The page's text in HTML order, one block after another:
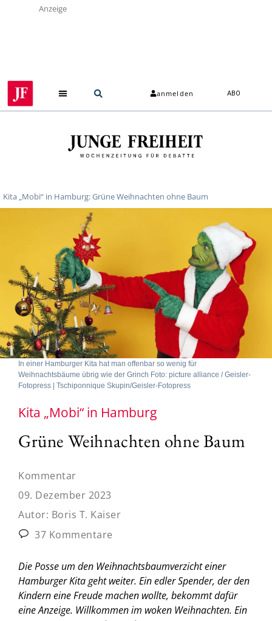
Anzeige
anmelden ABO
Kita „Mobi“ in Hamburg: Grüne Weihnachten ohne Baum
In einer Hamburger Kita hat man offenbar so wenig für
Weihnachtsbäume übrig wie der Grinch Foto: picture alliance / Geisler-
Fotopress | Tschiponnique Skupin/Geisler-Fotopress
Kita „Mobi“ in Hamburg
Grüne Weihnachten ohne Baum
Kommentar
09. Dezember 2023
Autor: Boris T. Kaiser
37 Kommentare
Die Posse um den Weihnachtsbaumverzicht einer
Hamburger Kita geht weiter. Ein edler Spender, der den
Kindern eine Freude machen wollte, bekommt dafür
eine Anzeige. Willkommen im woken Weihnachten. Ein